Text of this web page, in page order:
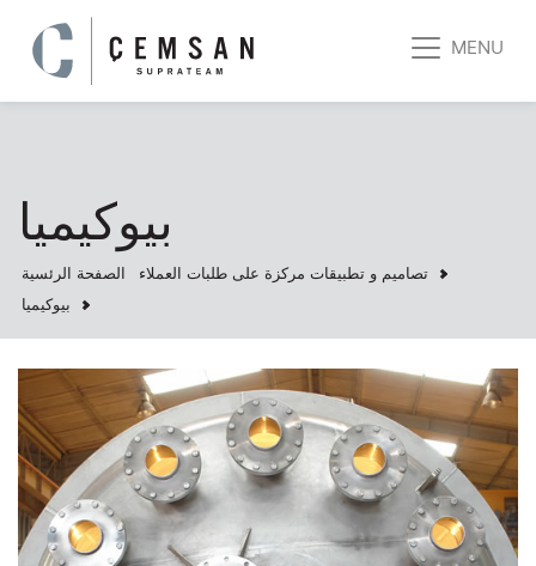
MENU
بيوكيميا
الصفحة الرئسية
تصاميم و تطبيقات مركزة على طلبات العملاء
بيوكيميا